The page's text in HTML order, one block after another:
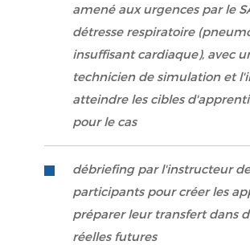
amené aux urgences par le
détresse respiratoire
insuffisant cardiaque), avec
technicien de simulation et
atteindre les cibles
pour le cas
débriefing par l'instructeur
participants pour créer les
préparer leur transfert dans
réelles futures